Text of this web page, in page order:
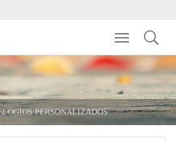
Toggle
PERSONALIZADOS